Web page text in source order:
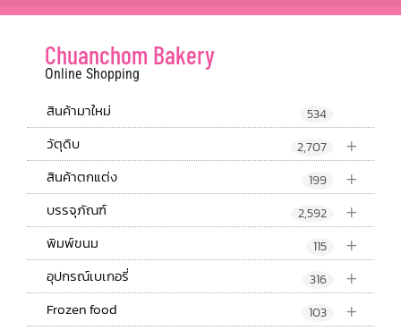
Chuanchom Bakery
Online Shopping
สินค้ามาใหม่ 534
+
วัตุดิบ 2,707
+
สินค้าตกแต่ง 199
+
บรรจุภัณฑ์ 2,592
+
พิมพ์ขนม 115
+
อุปกรณ์เบเกอรี่ 316
+
Frozen food 103